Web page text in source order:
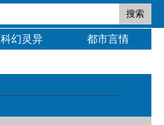
搜索
科幻灵异
都市言情